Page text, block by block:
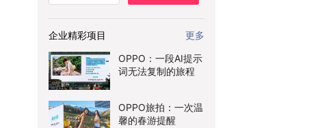
企业精彩项目 更多
OPPO：一段AI提示
词无法复制的旅程
OPPO旅拍：一次温
馨的春游提醒